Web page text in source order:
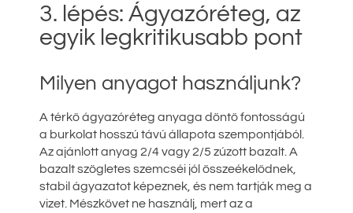
3. lépés: Ágyazóréteg, az
egyik legkritikusabb pont
Milyen anyagot használjunk?
A térkő ágyazóréteg anyaga döntő fontosságú
a burkolat hosszú távú állapota szempontjából.
Az ajánlott anyag 2/4 vagy 2/5 zúzott bazalt. A
bazalt szögletes szemcséi jól összeékelődnek,
stabil ágyazatot képeznek, és nem tartják meg a
vizet. Mészkövet ne használj, mert az a